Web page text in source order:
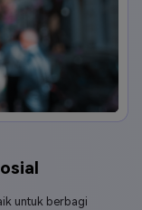
halus
terlihat